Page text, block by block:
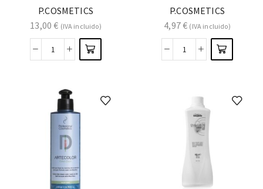
P.COSMETICS
13,00€ (IVA incluido)
P.COSMETICS
4,97€ (IVA incluido)